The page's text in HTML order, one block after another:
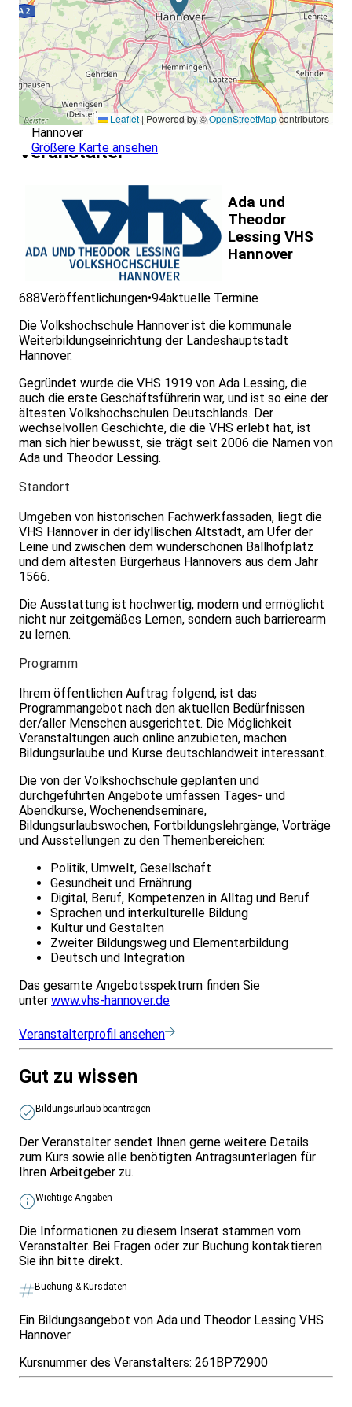
Leaflet | Powered by ©OpenStreetMapcontributors
Hannover
Größere Karte ansehen
Veranstalter
Ada und
Theodor
Lessing VHS
Hannover
688Veröffentlichungen•94aktuelle Termine
Die Volkshochschule Hannover ist die kommunale
Weiterbildungseinrichtung der Landeshauptstadt
Hannover.
Gegründet wurde die VHS 1919 von Ada Lessing, die
auch die erste Geschäftsführerin war, und ist so eine der
ältesten Volkshochschulen Deutschlands. Der
wechselvollen Geschichte, die die VHS erlebt hat, ist
man sich hier bewusst, sie trägt seit 2006 die Namen von
Ada und Theodor Lessing.
Standort
Umgeben von historischen Fachwerkfassaden, liegt die
VHS Hannover in der idyllischen Altstadt, am Ufer der
Leine und zwischen dem wunderschönen Ballhofplatz
und dem ältesten Bürgerhaus Hannovers aus dem Jahr
1566.
Die Ausstattung ist hochwertig, modern und ermöglicht
nicht nur zeitgemäßes Lernen, sondern auch barrierearm
zu lernen.
Programm
Ihrem öffentlichen Auftrag folgend, ist das
Programmangebot nach den aktuellen Bedürfnissen
der/aller Menschen ausgerichtet. Die Möglichkeit
Veranstaltungen auch online anzubieten, machen
Bildungsurlaube und Kurse deutschlandweit interessant.
Die von der Volkshochschule geplanten und
durchgeführten Angebote umfassen Tages- und
Abendkurse, Wochenendseminare,
Bildungsurlaubswochen, Fortbildungslehrgänge, Vorträge
und Ausstellungen zu den Themenbereichen:
Politik, Umwelt, Gesellschaft
Gesundheit und Ernährung
Digital, Beruf, Kompetenzen in Alltag und Beruf
Sprachen und interkulturelle Bildung
Kultur und Gestalten
Zweiter Bildungsweg und Elementarbildung
Deutsch und Integration
Das gesamte Angebotsspektrum finden Sie
unter www.vhs-hannover.de
Veranstalterprofil ansehen
Gut zu wissen
Bildungsurlaub beantragen
Der Veranstalter sendet Ihnen gerne weitere Details
zum Kurs sowie alle benötigten Antragsunterlagen für
Ihren Arbeitgeber zu.
Wichtige Angaben
Die Informationen zu diesem Inserat stammen vom
Veranstalter. Bei Fragen oder zur Buchung kontaktieren
Sie ihn bitte direkt.
Buchung & Kursdaten
Ein Bildungsangebot von Ada und Theodor Lessing VHS
Hannover.
Kursnummer des Veranstalters: 261BP72900